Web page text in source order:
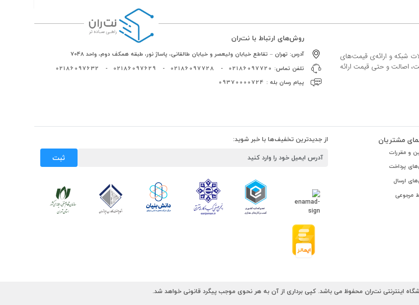
شبکه و ارائه‌ی قیمت‌های
اصالت و حتی قیمت ارائه
روش‌های ارتباط با نت‌ران
آدرس: تهران – تقاطع خیابان ولیعصر و خیابان طالقانی، پاساژ نور، طبقه همکف دوم، واحد 7048
تلفن تماس: 02186097720
-
02186097728
-
02186097629
-
02186097632
پیام رسان بله : 09370000724
مشتریان
و مقررات
پرداخت
ارسال
مرجوعی
از جدیدترین تخفیف‌ها با خبر شوید:
ثبت
اینترنتی نت‌ران محفوظ می باشد. کپی برداری از آن به هر نحوی موجب پیگرد قانونی خواهد شد.